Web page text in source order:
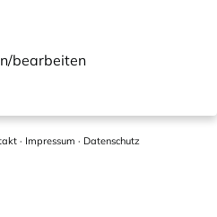
bearbeiten
· Impressum · Datenschutz